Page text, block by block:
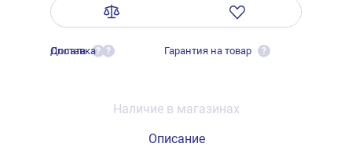
Оплата ?
Доставка ? Гарантия на товар ?
Наличие в магазинах
Описание